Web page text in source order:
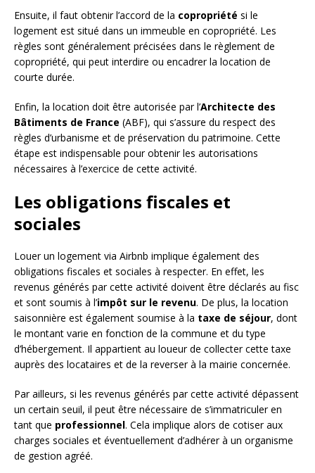
Ensuite, il faut obtenir l’accord de la copropriété si le
logement est situé dans un immeuble en copropriété. Les
règles sont généralement précisées dans le règlement de
copropriété, qui peut interdire ou encadrer la location de
courte durée.
Enfin, la location doit être autorisée par l’Architecte des
Bâtiments de France (ABF), qui s’assure du respect des
règles d’urbanisme et de préservation du patrimoine. Cette
étape est indispensable pour obtenir les autorisations
nécessaires à l’exercice de cette activité.
Les obligations fiscales et
sociales
Louer un logement via Airbnb implique également des
obligations fiscales et sociales à respecter. En effet, les
revenus générés par cette activité doivent être déclarés au fisc
et sont soumis à l’impôt sur le revenu. De plus, la location
saisonnière est également soumise à la taxe de séjour, dont
le montant varie en fonction de la commune et du type
d’hébergement. Il appartient au loueur de collecter cette taxe
auprès des locataires et de la reverser à la mairie concernée.
Par ailleurs, si les revenus générés par cette activité dépassent
un certain seuil, il peut être nécessaire de s’immatriculer en
tant que professionnel. Cela implique alors de cotiser aux
charges sociales et éventuellement d’adhérer à un organisme
de gestion agréé.